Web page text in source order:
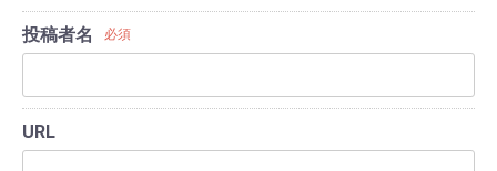
投稿者名 必須
URL